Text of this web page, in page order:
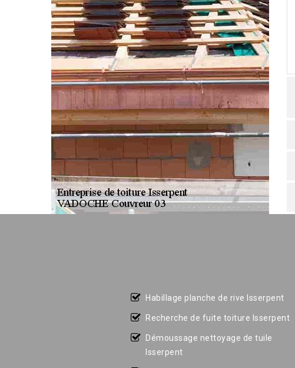
Habillage planche de rive Isserpent
Recherche de fuite toiture Isserpent
Démoussage nettoyage de tuile
Isserpent